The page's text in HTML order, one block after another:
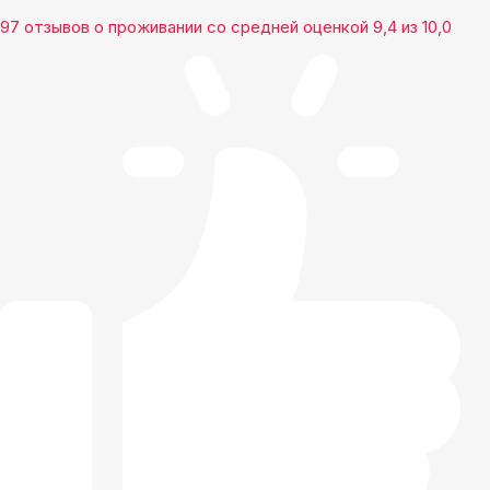
97 отзывов о проживании со средней оценкой 9,4 из 10,0